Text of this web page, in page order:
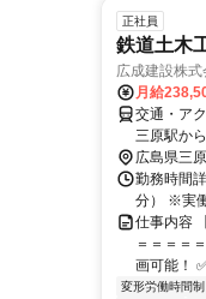
正社員
鉄道土木
広成建設株
月給
交通・ア
三原駅か
広島県三
勤務時間
分） ※実
仕事内容
＝＝＝＝
画可能！
変形労働時間制